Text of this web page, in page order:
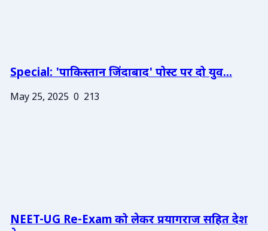
Special: 'पाकिस्तान जिंदाबाद' पोस्ट पर दो युव...
May 25, 2025 0 213
NEET-UG Re-Exam को लेकर प्रयागराज सहित देश